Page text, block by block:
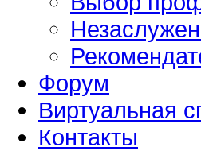
Форум
Виртуальная
Контакты